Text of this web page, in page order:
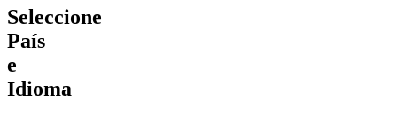
Seleccione
País
e
Idioma